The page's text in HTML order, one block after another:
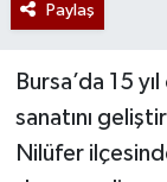
Paylaş
Bursa’da 15
sanatını
Nilüfer